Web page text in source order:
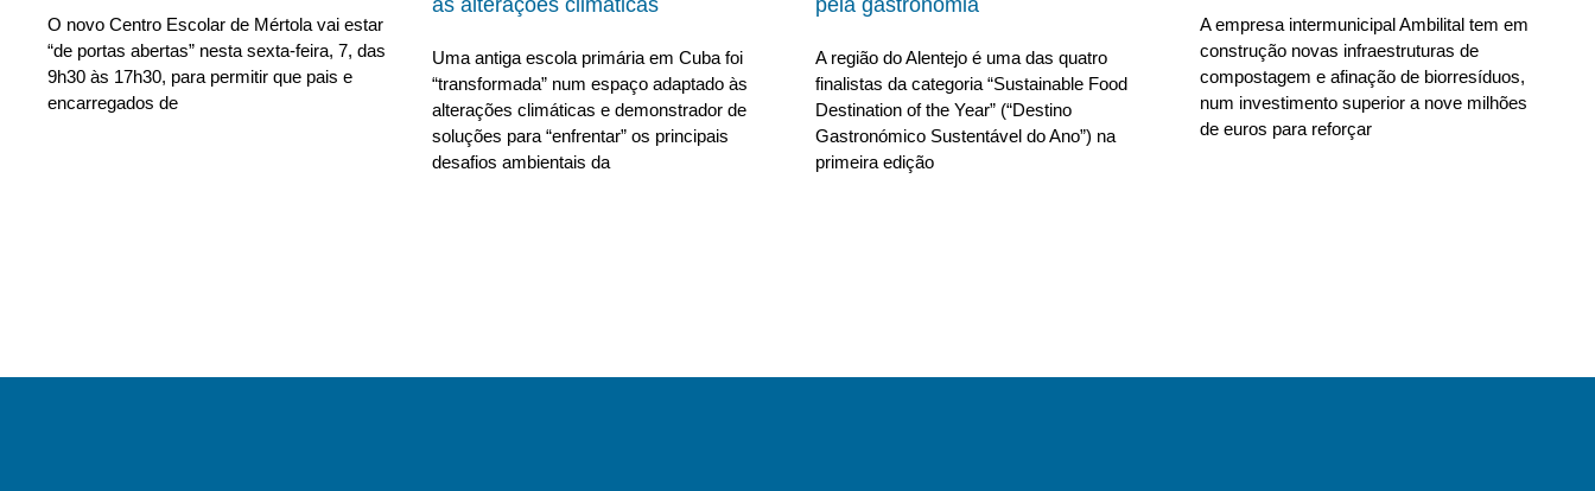
O novo Centro Escolar de Mértola vai estar
“de portas abertas” nesta sexta-feira, 7, das
9h30 às 17h30, para permitir que pais e
encarregados de
Uma antiga escola primária em Cuba foi
“transformada” num espaço adaptado às
alterações climáticas e demonstrador de
soluções para “enfrentar” os principais
desafios ambientais da
A região do Alentejo é uma das quatro
finalistas da categoria “Sustainable Food
Destination of the Year” (“Destino
Gastronómico Sustentável do Ano”) na
primeira edição
A empresa intermunicipal Ambilital tem em
construção novas infraestruturas de
compostagem e afinação de biorresíduos,
num investimento superior a nove milhões
de euros para reforçar